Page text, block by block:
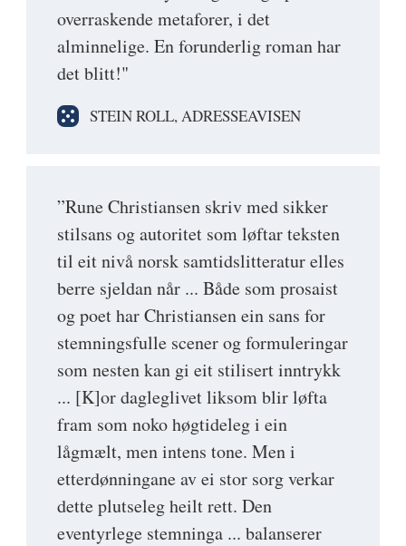
overraskende metaforer, i det
alminnelige. En forunderlig roman har
det blitt!"
STEIN ROLL, ADRESSEAVISEN
”Rune Christiansen skriv med sikker
stilsans og autoritet som løftar teksten
til eit nivå norsk samtidslitteratur elles
berre sjeldan når ... Både som prosaist
og poet har Christiansen ein sans for
stemningsfulle scener og formuleringar
som nesten kan gi eit stilisert inntrykk
... [K]or dagleglivet liksom blir løfta
fram som noko høgtideleg i ein
lågmælt, men intens tone. Men i
etterdønningane av ei stor sorg verkar
dette plutseleg heilt rett. Den
eventyrlege stemninga ... balanserer